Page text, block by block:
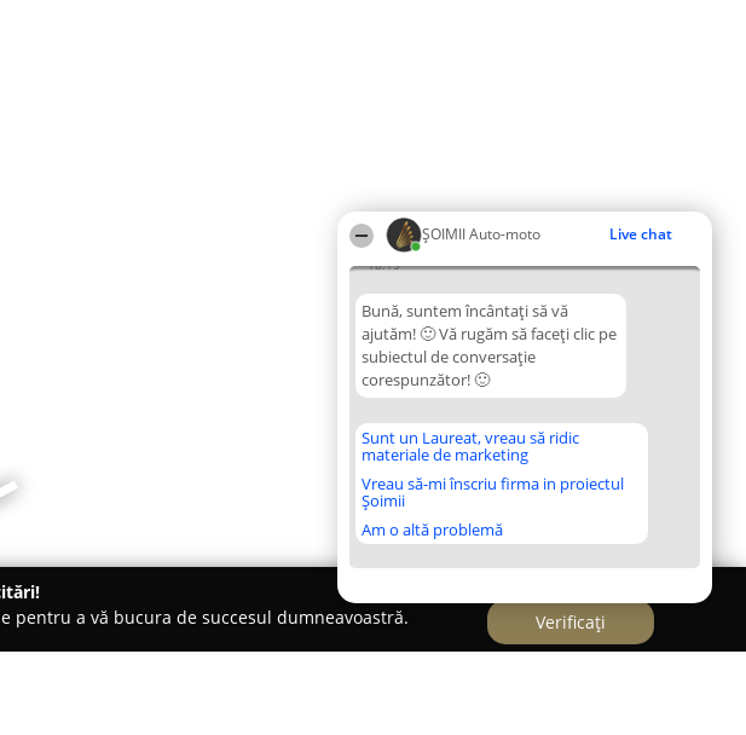
ȘOIMII Auto-moto Live chat
18:19
Bună, suntem încântați să vă
ajutăm! 🙂 Vă rugăm să faceți clic pe
subiectul de conversație
corespunzător! 🙂
Sunt un Laureat, vreau să ridic
materiale de marketing
Vreau să-mi înscriu firma in proiectul
Șoimii
Am o altă problemă
a vă bucura de succesul dumneavoastră.
Verificați